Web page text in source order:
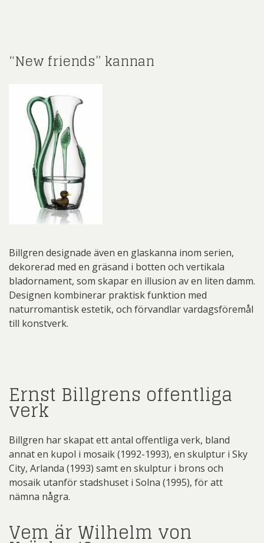
“New friends” kannan
Billgren designade även en glaskanna inom serien,
dekorerad med en gräsand i botten och vertikala
bladornament, som skapar en illusion av en liten damm.
Designen kombinerar praktisk funktion med
naturromantisk estetik, och förvandlar vardagsföremål
till konstverk.
Ernst Billgrens offentliga
verk
Billgren har skapat ett antal offentliga verk, bland
annat en kupol i mosaik (1992-1993), en skulptur i Sky
City, Arlanda (1993) samt en skulptur i brons och
mosaik utanför stadshuset i Solna (1995), för att
nämna några.
Vem är Wilhelm von